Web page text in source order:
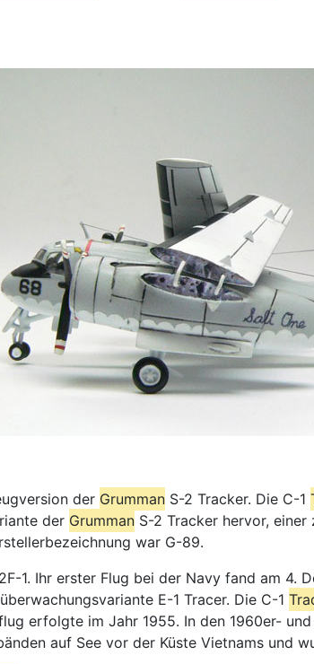
der Grumman S-2 Tracker. Die C-1
der Grumman S-2 Tracker hervor,
war G-89.
1. Ihr erster Flug bei der Navy fand am
E-1 Tracer. Die C-1
erfolgte im Jahr 1955. In den 1960er-
auf See vor der Küste Vietnams und